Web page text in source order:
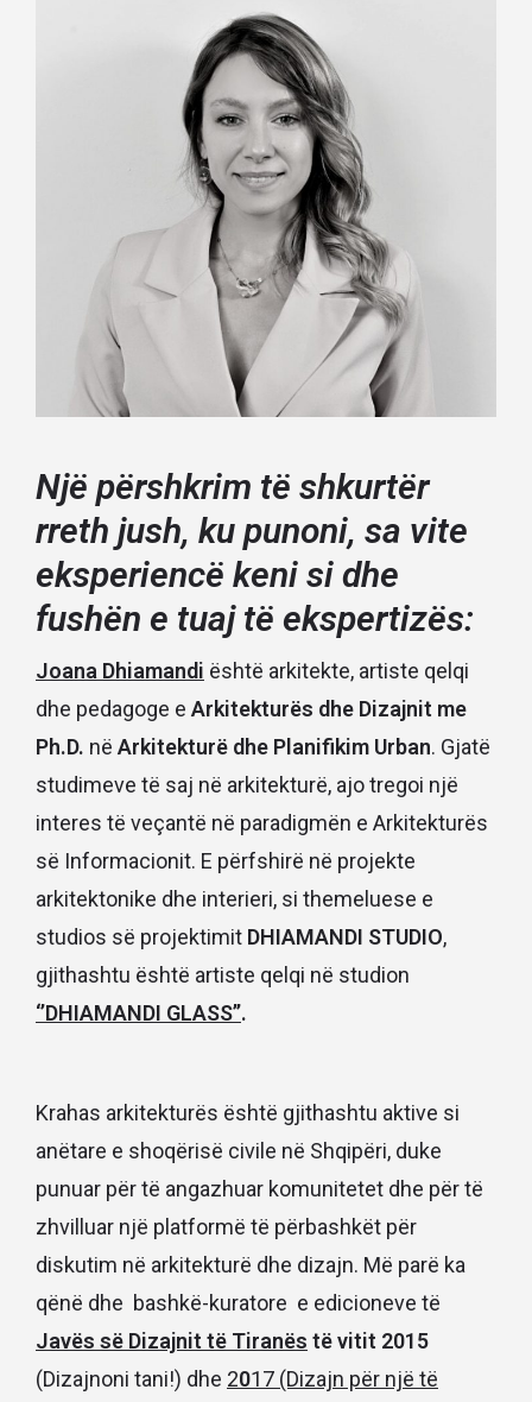
Një përshkrim të shkurtër
rreth jush, ku punoni, sa vite
eksperiencë keni si dhe
fushën e tuaj të ekspertizës:
Joana Dhiamandi është arkitekte, artiste qelqi
dhe pedagoge e Arkitekturës dhe Dizajnit me
Ph.D. në Arkitekturë dhe Planifikim Urban. Gjatë
studimeve të saj në arkitekturë, ajo tregoi një
interes të veçantë në paradigmën e Arkitekturës
së Informacionit. E përfshirë në projekte
arkitektonike dhe interieri, si themeluese e
studios së projektimit DHIAMANDI STUDIO,
gjithashtu është artiste qelqi në studion
‘’DHIAMANDI GLASS’’.
Krahas arkitekturës është gjithashtu aktive si
anëtare e shoqërisë civile në Shqipëri, duke
punuar për të angazhuar komunitetet dhe për të
zhvilluar një platformë të përbashkët për
diskutim në arkitekturë dhe dizajn. Më parë ka
qënë dhe bashkë-kuratore e edicioneve të
Javës së Dizajnit të Tiranës të vitit 2015
(Dizajnoni tani!) dhe 2017 (Dizajn për një të